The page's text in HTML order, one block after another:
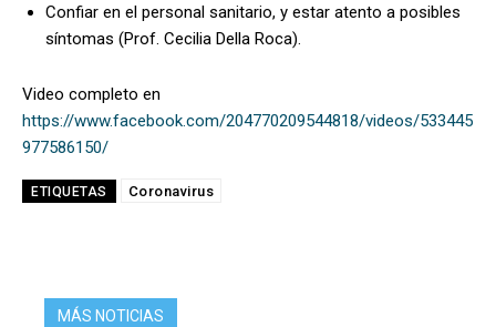
Confiar en el personal sanitario, y estar atento a posibles
síntomas (Prof. Cecilia Della Roca).
Video completo en
https://www.facebook.com/204770209544818/videos/533445
977586150/
ETIQUETAS Coronavirus
MÁS NOTICIAS